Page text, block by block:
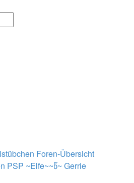
Foren-Übersicht
PSP ~Elfe~~წ~ Gerrie